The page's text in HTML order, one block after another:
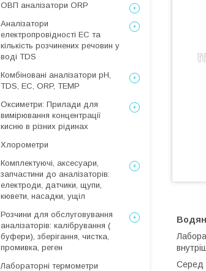
Серед
ОВП аналізатори ORP
Аналізатори
електропровідності EC та
кількість розчинених речовин у
воді TDS
Комбіновані аналізатори pH,
TDS, EC, ORP, TEMP
Оксиметри: Прилади для
вимірювання концентрації
кисню в різних рідинах
Хлорометри
Комплектуючі, аксесуари,
запчастини до аналізаторів:
електроди, датчики, щупи,
кювети, насадки, ущіл
Розчини для обслуговування
аналізаторів: калібрування (
буфери), зберігання, чистка,
промивка, реген
Лабораторні термометри